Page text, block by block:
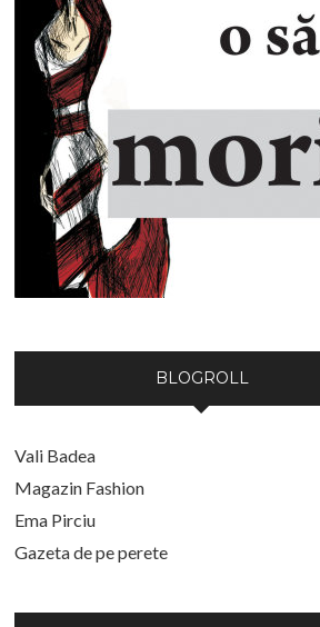
BLOGROLL
Vali Badea
Magazin Fashion
Ema Pirciu
Gazeta de pe perete